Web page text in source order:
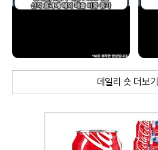
데일리 숏 더보기